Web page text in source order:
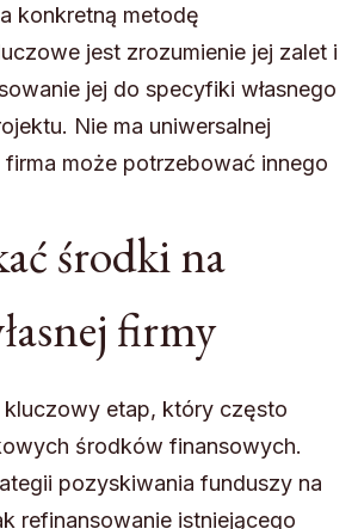
konkretną metodę
jest zrozumienie jej zalet i
jej do specyfiki własnego
Nie ma uniwersalnej
może potrzebować innego
środki na
firmy
etap, który często
środków finansowych.
pozyskiwania funduszy na
refinansowanie istniejącego